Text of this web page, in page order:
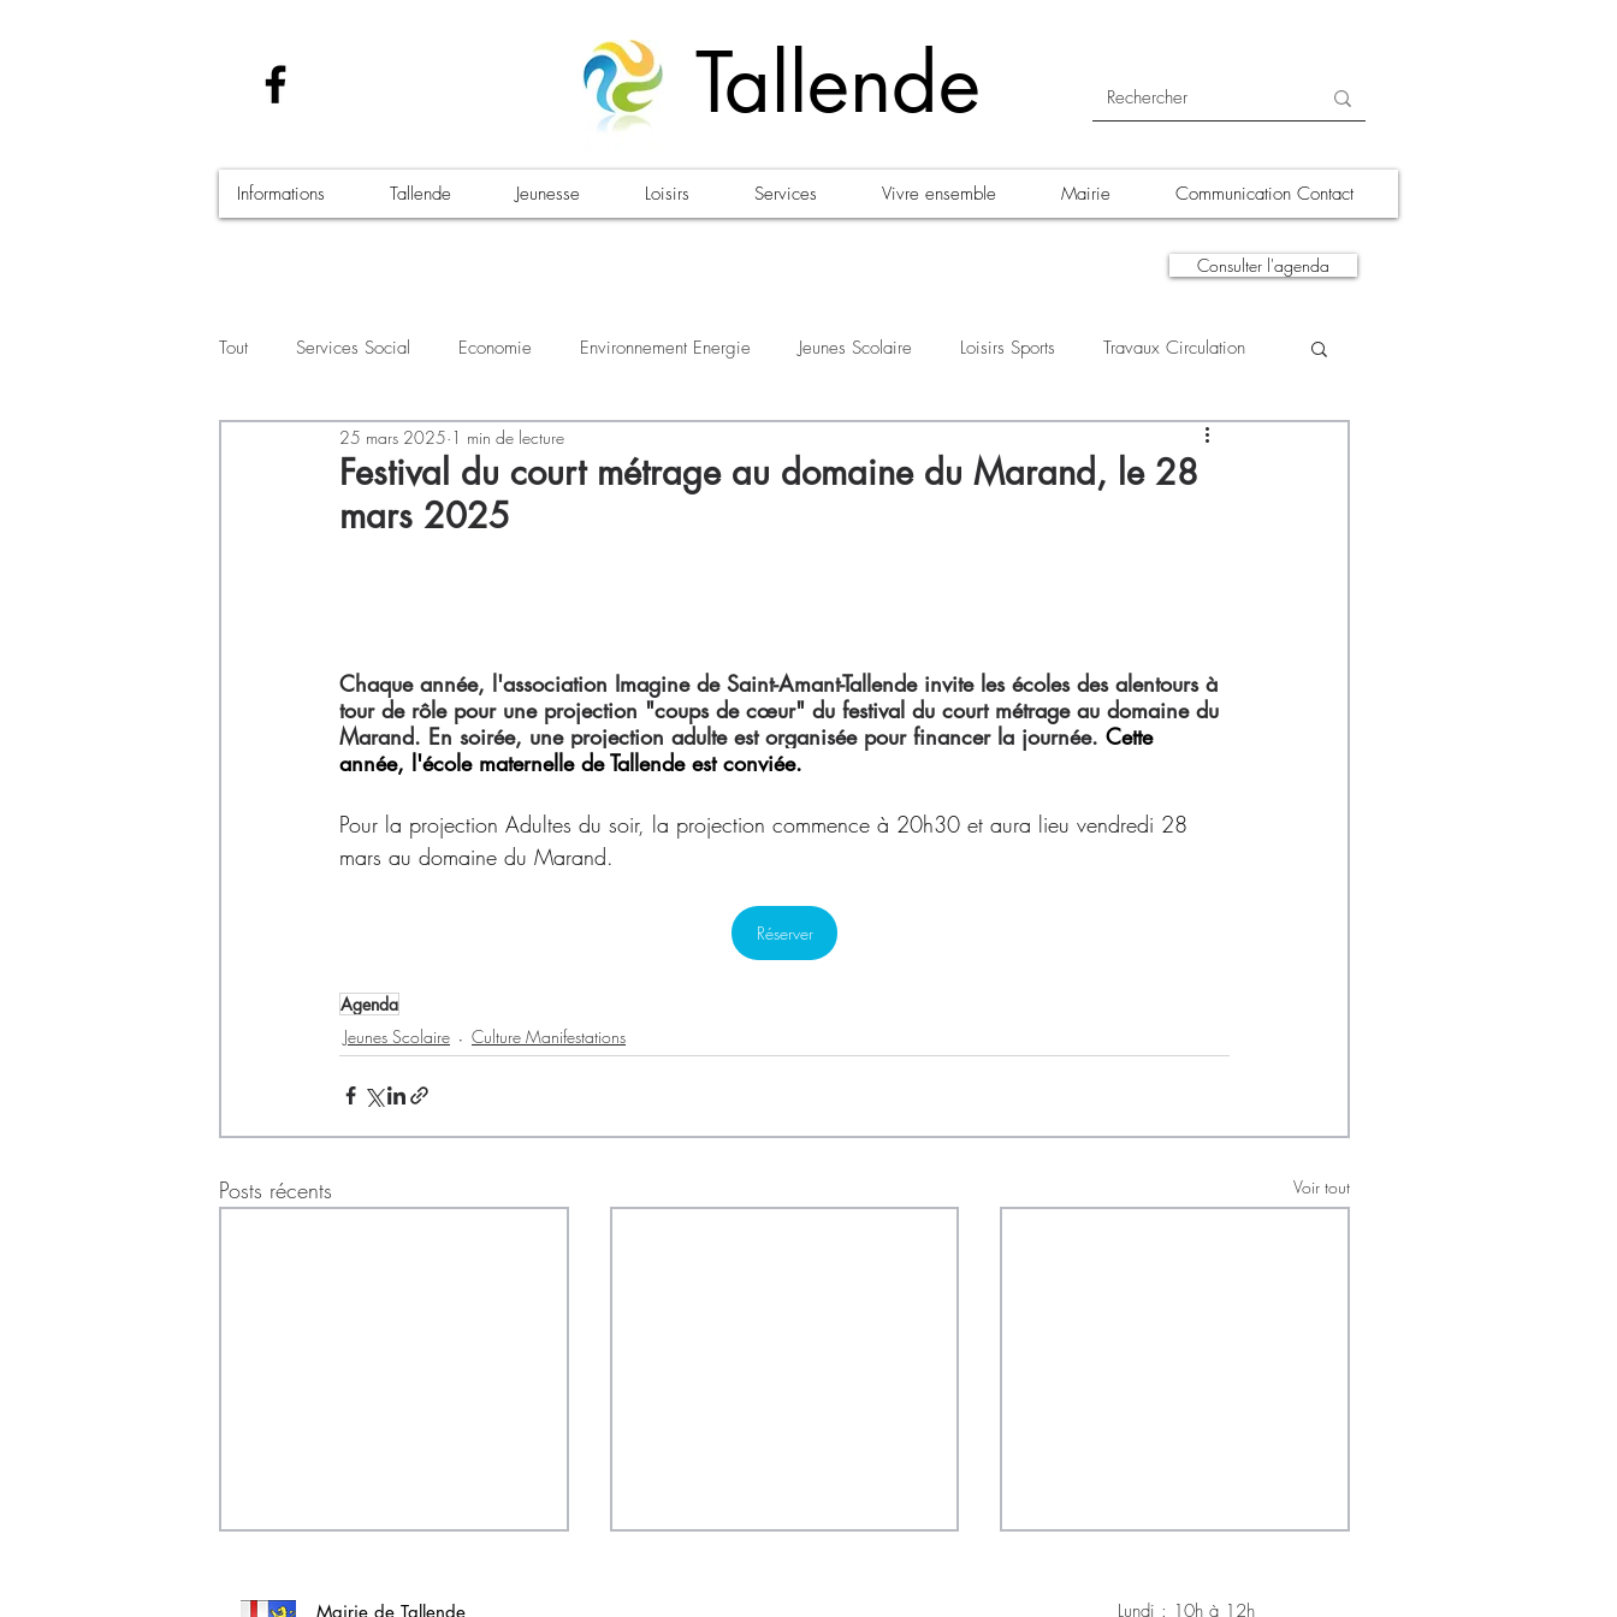
Tallende
Informations Tallende Jeunesse Loisirs Services Vivre ensemble Mairie Communication Contact
Consulter l'agenda
Tout Services Social Economie Environnement Energie Jeunes Scolaire Loisirs Sports Travaux Circulation
Santé - Covid-19 Culture Manifestations A la une
Festival du court métrage au domaine du Marand, le 28
mars 2025
25 mars 2025 1 min de lecture
Chaque année, l'association Imagine de Saint-Amant-Tallende invite les écoles des alentours à
tour de rôle pour une projection "coups de cœur" du festival du court métrage au domaine du
Marand. En soirée, une projection adulte est organisée pour financer la journée. Cette
année, l'école maternelle de Tallende est conviée.
Pour la projection Adultes du soir, la projection commence à 20h30 et aura lieu vendredi 28
mars au domaine du Marand.
Réserver
Agenda
Jeunes Scolaire
Culture Manifestations
Posts récents Voir tout
Mairie de Tallende Lundi : 10h à 12h